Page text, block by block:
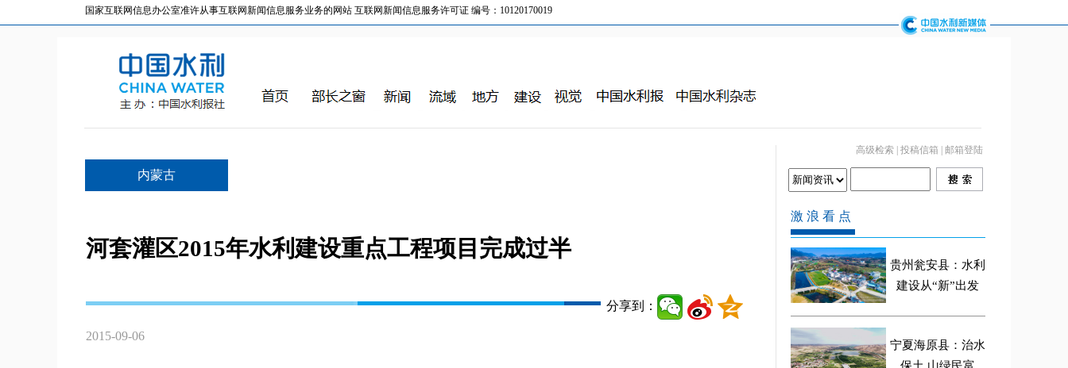
国家互联网信息办公室准许从事互联网新闻信息服务业务的网站 互联网新闻信息服务许可证 编号：10120170019
内蒙古
高级检索 投稿信箱 邮箱登陆
河套灌区2015年水利建设重点工程项目完成过半
分享到：
2015-09-06